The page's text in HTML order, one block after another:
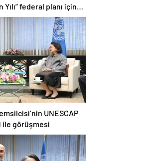
Yılı” federal planı için
UNESCAP
ile görüşmesi